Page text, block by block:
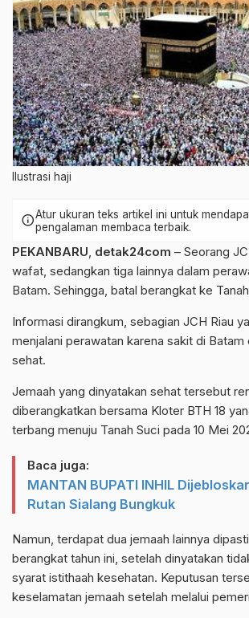
Ilustrasi haji
infoAtur ukuran teks artikel ini untuk
pengalaman membaca terbaik.
PEKANBARU detak24com – Seorang
wafat, sedangkan tiga lainnya dalam
Batam. Sehingga, batal berangkat ke
Informasi dirangkum, sebagian JCH Riau
menjalani perawatan karena sakit di Batam
sehat.
Jemaah yang dinyatakan sehat tersebut
diberangkatkan bersama Kloter BTH 18
terbang menuju Tanah Suci pada 10 Mei
Baca juga:
MANTAN BUPATI INHIL
Rutan Sialang Bungkuk
Namun, terdapat dua jemaah lainnya
berangkat tahun ini, setelah dinyatakan
syarat istithaah kesehatan. Keputusan
keselamatan jemaah setelah melalui